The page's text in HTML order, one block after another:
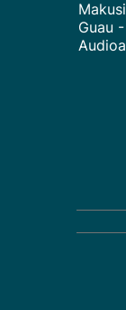
Makusi
Guau
Audioa